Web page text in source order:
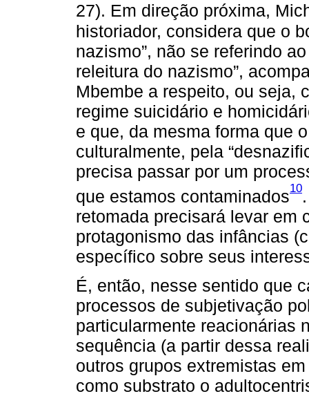
27). Em direção próxima,
historiador, considera que o
nazismo”, não se referindo
releitura do nazismo”,
Mbembe a respeito, ou seja,
regime suicidário e
e que, da mesma forma que
culturalmente, pela
precisa passar por um
que estamos contaminados10
retomada precisará levar em
protagonismo das infâncias
específico sobre seus
É, então, nesse sentido que
processos de subjetivação
particularmente reacionárias
sequência (a partir dessa
outros grupos extremistas
como substrato o